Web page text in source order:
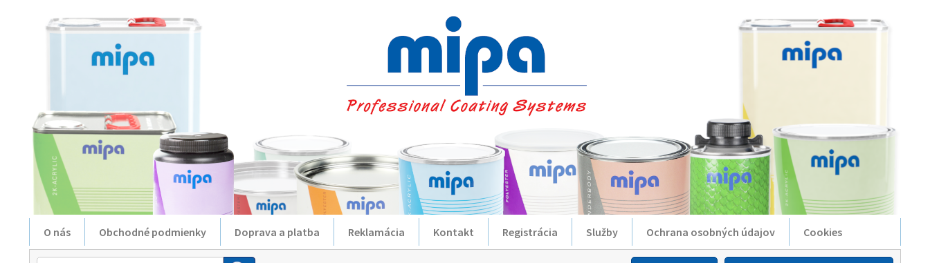
O nás Obchodné podmienky Doprava a platba Reklamácia Kontakt Registrácia Služby Ochrana osobných údajov Cookies